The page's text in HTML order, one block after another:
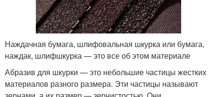
Наждачная бумага, шлифовальная шкурка или бумага,
наждак, шлифшкурка — это все об этом материале
Абразив для шкурки — это небольшие частицы жестких
материалов разного размера. Эти частицы называют